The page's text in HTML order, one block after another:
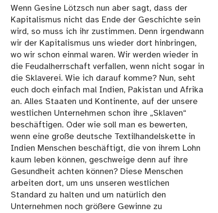
Wenn Gesine Lötzsch nun aber sagt, dass der
Kapitalismus nicht das Ende der Geschichte sein
wird, so muss ich ihr zustimmen. Denn irgendwann
wir der Kapitalismus uns wieder dort hinbringen,
wo wir schon einmal waren. Wir werden wieder in
die Feudalherrschaft verfallen, wenn nicht sogar in
die Sklaverei. Wie ich darauf komme? Nun, seht
euch doch einfach mal Indien, Pakistan und Afrika
an. Alles Staaten und Kontinente, auf der unsere
westlichen Unternehmen schon ihre „Sklaven“
beschäftigen. Oder wie soll man es bewerten,
wenn eine große deutsche Textilhandelskette in
Indien Menschen beschäftigt, die von ihrem Lohn
kaum leben können, geschweige denn auf ihre
Gesundheit achten können? Diese Menschen
arbeiten dort, um uns unseren westlichen
Standard zu halten und um natürlich den
Unternehmen noch größere Gewinne zu